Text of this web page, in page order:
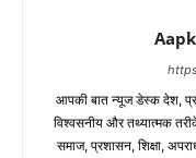
आपकी बात न्यूज डेस्क देश,
विश्वसनीय और तथ्यात्मक
समाज, प्रशासन, शिक्षा,